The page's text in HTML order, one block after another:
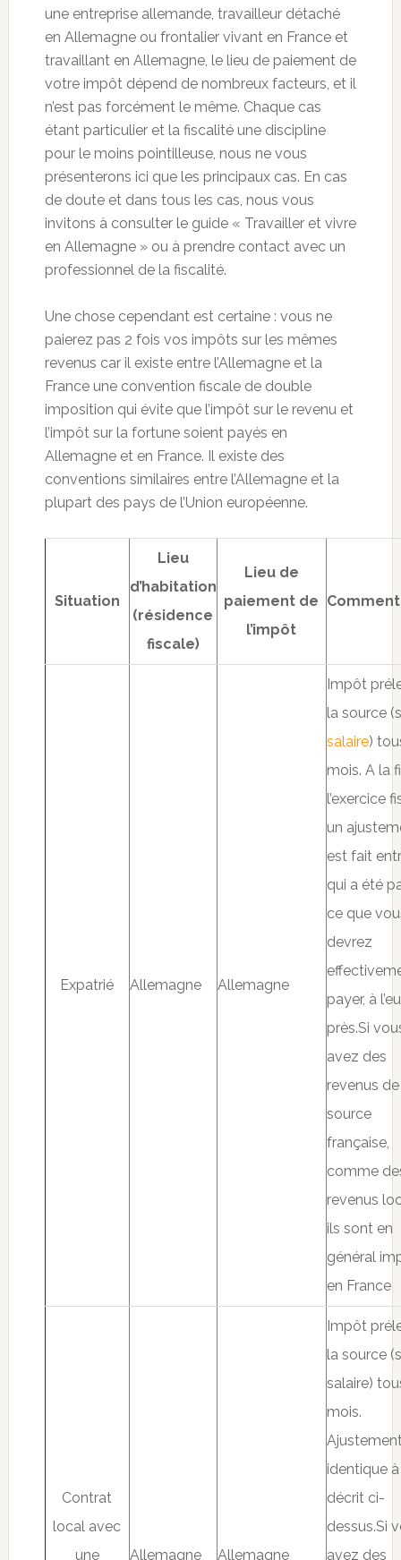
une entreprise allemande, travailleur détaché
en Allemagne ou frontalier vivant en France et
travaillant en Allemagne, le lieu de paiement de
votre impôt dépend de nombreux facteurs, et il
n’est pas forcément le même. Chaque cas
étant particulier et la fiscalité une discipline
pour le moins pointilleuse, nous ne vous
présenterons ici que les principaux cas. En cas
de doute et dans tous les cas, nous vous
invitons à consulter le guide « Travailler et vivre
en Allemagne » ou à prendre contact avec un
professionnel de la fiscalité.
Une chose cependant est certaine : vous ne
paierez pas 2 fois vos impôts sur les mêmes
revenus car il existe entre l’Allemagne et la
France une convention fiscale de double
imposition qui évite que l’impôt sur le revenu et
l’impôt sur la fortune soient payés en
Allemagne et en France. Il existe des
conventions similaires entre l’Allemagne et la
plupart des pays de l’Union européenne.
Situation
Lieu
d’habitation
(résidence
fiscale)
Lieu de
paiement de
l’impôt
Expatrié Allemagne Allemagne
Impôt
la source
salaire)
mois. A la
l’exercice
un
est fait
qui a été
ce que
devrez
payer, à
près.Si
avez des
revenus de
source
française,
comme
revenus
ils sont en
général
en France
Contrat
local avec
une
Allemagne Allemagne
Impôt
la source
salaire)
mois.
identique
décrit ci-
dessus.Si
avez des